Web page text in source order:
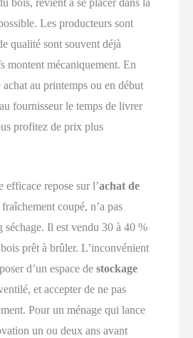
Les producteurs sont
qualité sont souvent déjà
montent mécaniquement. En
au printemps ou en début
fournisseur le temps de livrer
profitez de prix plus
efficace repose sur l’achat de
coupé, n’a pas
séchage. Il est vendu 30 à 40 %
prêt à brûler. L’inconvénient
d’un espace destockage
et accepter de ne pas
Pour un ménage qui lance
un ou deux ans avant